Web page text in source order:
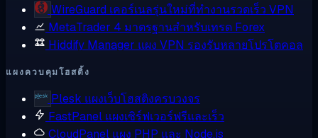
WireGuard เคอร์เนลรุ่นใหม่ที่ทำงานรวดเร็ว VPN
MetaTrader 4 มาตรฐานสำหรับเทรด Forex
Hiddify Manager แผง VPN รองรับหลายโปรโตคอล
แผงควบคุมโฮสติ้ง
Plesk แผงเว็บโฮสติงครบวงจร
FastPanel แผงเซิร์ฟเวอร์ฟรีและเร็ว
CloudPanel แผง PHP และ Node.js